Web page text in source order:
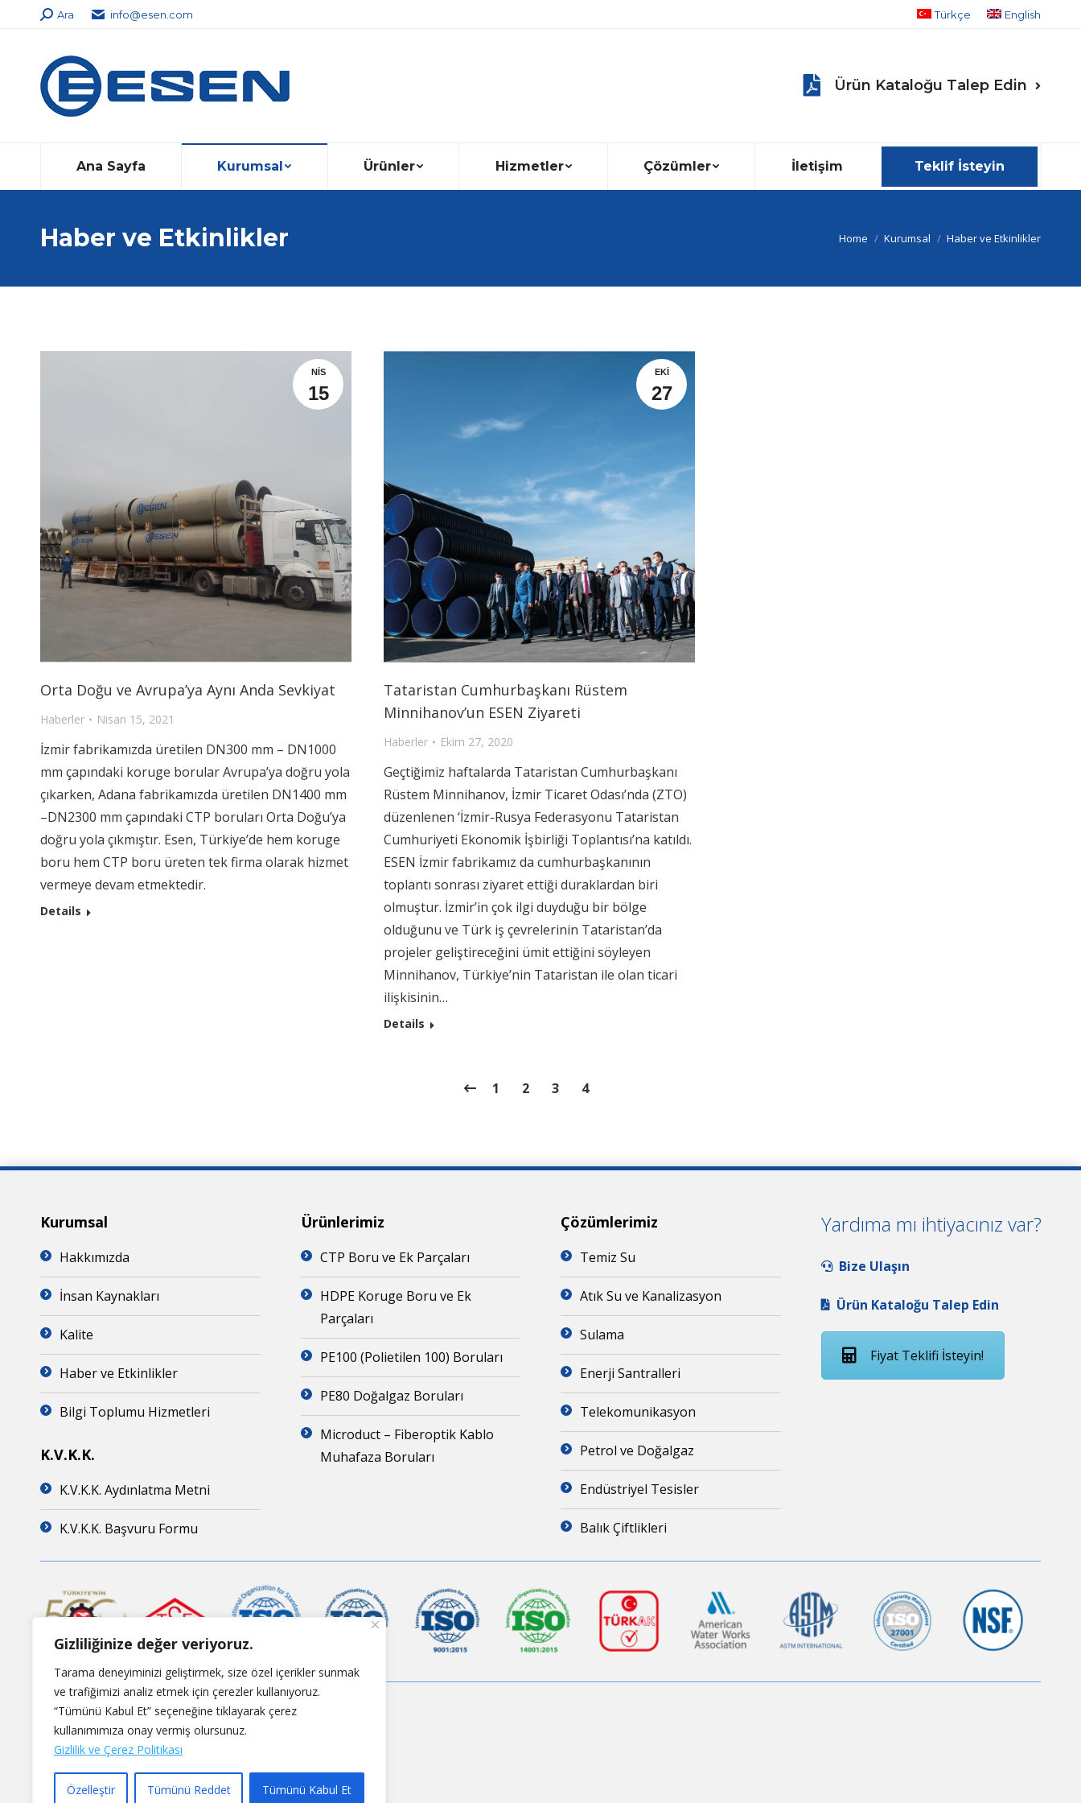
Gizliliğinize değer veriyoruz.
Tarama deneyiminizi geliştirmek, size özel içerikler sunmak
ve trafiğimizi analiz etmek için çerezler kullanıyoruz.
“Tümünü Kabul Et” seçeneğine tıklayarak çerez
kullanımımıza onay vermiş olursunuz.
Gizlilik ve Çerez Politikası
Özelleştir Tümünü Reddet Tümünü Kabul Et
Search:
Ara info@esen.com Türkçe English
Ürün Kataloğu Talep Edin
Ana Sayfa Kurumsal Ürünler Hizmetler Çözümler İletişim Teklif İsteyin
Haber ve Etkinlikler You are here:
Home Kurumsal Haber ve Etkinlikler
NIS
15
Orta Doğu ve Avrupa’ya Aynı Anda Sevkiyat
Haberler Nisan 15, 2021
İzmir fabrikamızda üretilen DN300 mm – DN1000
mm çapındaki koruge borular Avrupa’ya doğru yola
çıkarken, Adana fabrikamızda üretilen DN1400 mm
–DN2300 mm çapındaki CTP boruları Orta Doğu’ya
doğru yola çıkmıştır. Esen, Türkiye’de hem koruge
boru hem CTP boru üreten tek firma olarak hizmet
vermeye devam etmektedir.
Details
EKI
27
Tataristan Cumhurbaşkanı Rüstem
Minnihanov’un ESEN Ziyareti
Haberler Ekim 27, 2020
Geçtiğimiz haftalarda Tataristan Cumhurbaşkanı
Rüstem Minnihanov, İzmir Ticaret Odası’nda (ZTO)
düzenlenen ‘İzmir-Rusya Federasyonu Tataristan
Cumhuriyeti Ekonomik İşbirliği Toplantısı’na katıldı.
ESEN İzmir fabrikamız da cumhurbaşkanının
toplantı sonrası ziyaret ettiği duraklardan biri
olmuştur. İzmir’in çok ilgi duyduğu bir bölge
olduğunu ve Türk iş çevrelerinin Tataristan’da
projeler geliştireceğini ümit ettiğini söyleyen
Minnihanov, Türkiye’nin Tataristan ile olan ticari
ilişkisinin…
Details
1 2 3 4
Kurumsal
Hakkımızda
İnsan Kaynakları
Kalite
Haber ve Etkinlikler
Bilgi Toplumu Hizmetleri
K.V.K.K.
K.V.K.K. Aydınlatma Metni
K.V.K.K. Başvuru Formu
Ürünlerimiz
CTP Boru ve Ek Parçaları
HDPE Koruge Boru ve Ek
Parçaları
PE100 (Polietilen 100) Boruları
PE80 Doğalgaz Boruları
Microduct – Fiberoptik Kablo
Muhafaza Boruları
Çözümlerimiz
Temiz Su
Atık Su ve Kanalizasyon
Sulama
Enerji Santralleri
Telekomunikasyon
Petrol ve Doğalgaz
Endüstriyel Tesisler
Balık Çiftlikleri
Yardıma mı ihtiyacınız var?
Bize Ulaşın
Ürün Kataloğu Talep Edin
Fiyat Teklifi İsteyin!